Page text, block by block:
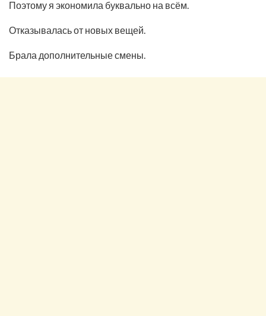
Поэтому я экономила буквально на всём.
Отказывалась от новых вещей.
Брала дополнительные смены.